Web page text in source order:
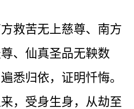
救苦无上慈尊、南方
、仙真圣品无鞅数
悉归依，证明忏悔。
，受身生身，从劫至